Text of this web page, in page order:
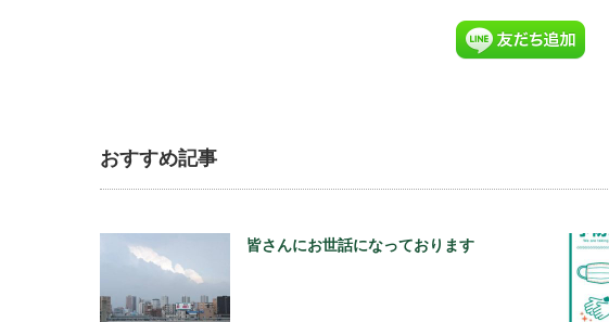
おすすめ記事
皆さんにお世話になっております